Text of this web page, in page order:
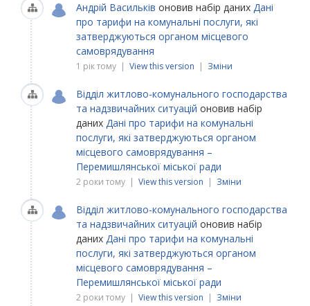
Андрій Васильків оновив набір даних Дані
про тарифи на комунальні послуги, які
затверджуються органом місцевого
самоврядування
1 рік тому | View this version | Зміни
Відділ житлово-комунального господарства
та надзвичайних ситуацій оновив набір
даних Дані про тарифи на комунальні
послуги, які затверджуються органом
місцевого самоврядування –
Перемишлянської міської ради
2 роки тому | View this version | Зміни
Відділ житлово-комунального господарства
та надзвичайних ситуацій оновив набір
даних Дані про тарифи на комунальні
послуги, які затверджуються органом
місцевого самоврядування –
Перемишлянської міської ради
2 роки тому | View this version | Зміни